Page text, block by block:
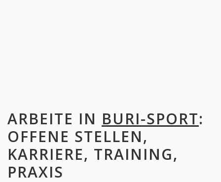
ARBEITE IN BURI-SPORT:
OFFENE STELLEN,
KARRIERE, TRAINING,
PRAXIS